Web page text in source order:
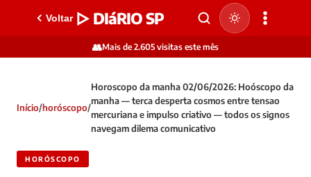
Voltar ▷ DIáRIO SP
👥Mais de 2.605 visitas este mês
Início/horóscopo/
Horoscopo da manha 02/06/2026: Hoóscopo da
manha — terca desperta cosmos entre tensao
mercuriana e impulso criativo — todos os signos
navegam dilema comunicativo
HORÓSCOPO